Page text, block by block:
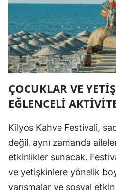
ÇOCUKLAR VE
EĞLENCELI
Kilyos Kahve Festivali,
değil, aynı zamanda
etkinlikler sunacak.
ve yetişkinlere yönelik
yarışmalar ve sosyal